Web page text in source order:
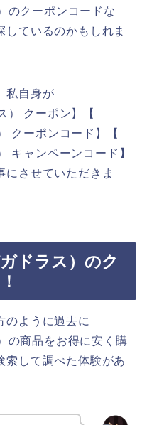
のクーポンコードな
しているのかもしれま
私自身が
） クーポン】【
クーポンコード】【
キャンペーンコード】
にさせていただきま
ドラス）のク
のように過去に
の商品をお得に安く購
索して調べた体験があ